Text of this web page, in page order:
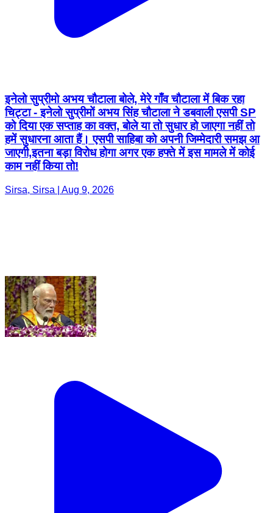
इनेलो सुप्रीमो अभय चौटाला बोले, मेरे गाँव चौटाला में बिक रहा
चिट्टा - इनेलो सुप्रीमों अभय सिंह चौटाला ने डबवाली एसपी SP
को दिया एक सप्ताह का वक्त, बोले या तो सुधार हो जाएगा नहीं तो
हमें सुधारना आता हैं। एसपी साहिबा को अपनी जिम्मेदारी समझ आ
जाएगी,इतना बड़ा विरोध होगा अगर एक हफ्ते में इस मामले में कोई
काम नहीं किया तो!
Sirsa, Sirsa | Aug 9, 2026